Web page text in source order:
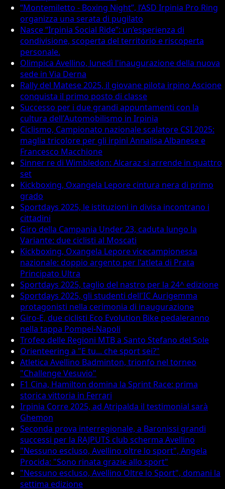
“Montemiletto - Boxing Night”, l’ASD Irpinia Pro Ring
organizza una serata di pugilato
Nasce “Irpinia Social Ride”: un’esperienza di
condivisione, scoperta del territorio e riscoperta
personale.
Olimpica Avellino, lunedì l'inaugurazione della nuova
sede in Via Derna
Rally del Matese 2025, il giovane pilota irpino Ascione
conquista il primo posto di classe
Successo per i due grandi appuntamenti con la
cultura dell'Automobilismo in Irpinia
Ciclismo, Campionato nazionale scalatore CSI 2025:
maglia tricolore per gli irpini Annalisa Albanese e
Francesco Macchione
Sinner re di Wimbledon: Alcaraz si arrende in quattro
set
Kickboxing, Oxangela Lepore cintura nera di primo
grado
Sportdays 2025, le istituzioni in divisa incontrano i
cittadini
Giro della Campania Under 23, caduta lungo la
Variante: due ciclisti al Moscati
Kickboxing, Oxangela Lepore vicecampionessa
nazionale: doppio argento per l'atleta di Prata
Principato Ultra
Sportdays 2025, taglio del nastro per la 24^ edizione
Sportdays 2025, gli studenti dell'IC Aurigemma
protagonisti nella cerimonia di inaugurazione
Giro-E, due ciclisti Eco Evolution Bike pedaleranno
nella tappa Pompei-Napoli
Trofeo delle Regioni MTB a Santo Stefano del Sole
Orienteering a "E tu... che sport sei?"
Atletica Avellino Badminton, trionfo nel torneo
"Challenge Vesuvio"
F1 Cina, Hamilton domina la Sprint Race: prima
storica vittoria in Ferrari
Irpinia Corre 2025, ad Atripalda il testimonial sarà
Ghemon
Seconda prova interregionale, a Baronissi grandi
successi per la RAJPUTS club scherma Avellino
"Nessuno escluso, Avellino oltre lo sport", Angela
Procida: "Sono rinata grazie allo sport"
"Nessuno escluso, Avellino Oltre lo Sport", domani la
settima edizione